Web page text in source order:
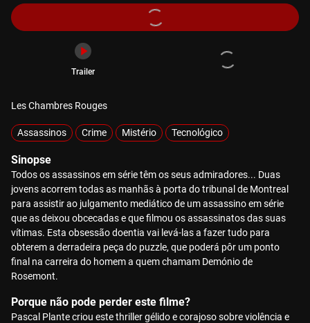
Trailer
Les Chambres Rouges
Assassinos Crime Mistério Tecnológico
Sinopse
Todos os assassinos em série têm os seus admiradores... Duas
jovens acorrem todas as manhãs à porta do tribunal de Montreal
para assistir ao julgamento mediático de um assassino em série
que as deixou obcecadas e que filmou os assassinatos das suas
vítimas. Esta obsessão doentia vai levá-las a fazer tudo para
obterem a derradeira peça do puzzle, que poderá pôr um ponto
final na carreira do homem a quem chamam Demónio de
Rosemont.
Porque não pode perder este filme?
Pascal Plante criou este thriller gélido e corajoso sobre violência e